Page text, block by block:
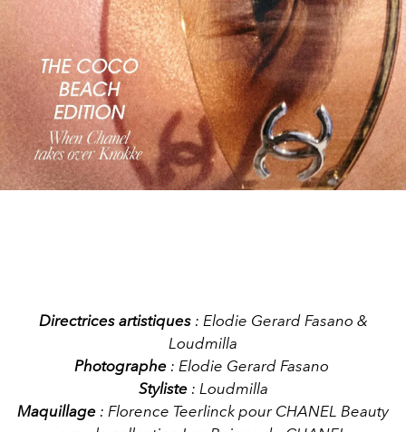
Directrices artistiques : Elodie Gerard Fasano &
Loudmilla
Photographe: Elodie Gerard Fasano
Styliste: Loudmilla
Maquillage : Florence Teerlinck pour CHANEL Beauty